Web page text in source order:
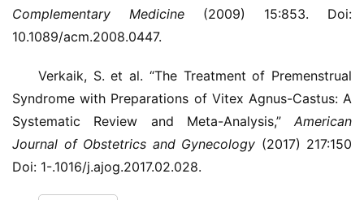
Complementary Medicine (2009) 15:853. Doi:
10.1089/acm.2008.0447.
Verkaik, S. et al. “The Treatment of Premenstrual
Syndrome with Preparations of Vitex Agnus-Castus: A
Systematic Review and Meta-Analysis,”American
Journal of Obstetrics and Gynecology (2017) 217:150
Doi: 1-.1016/j.ajog.2017.02.028.